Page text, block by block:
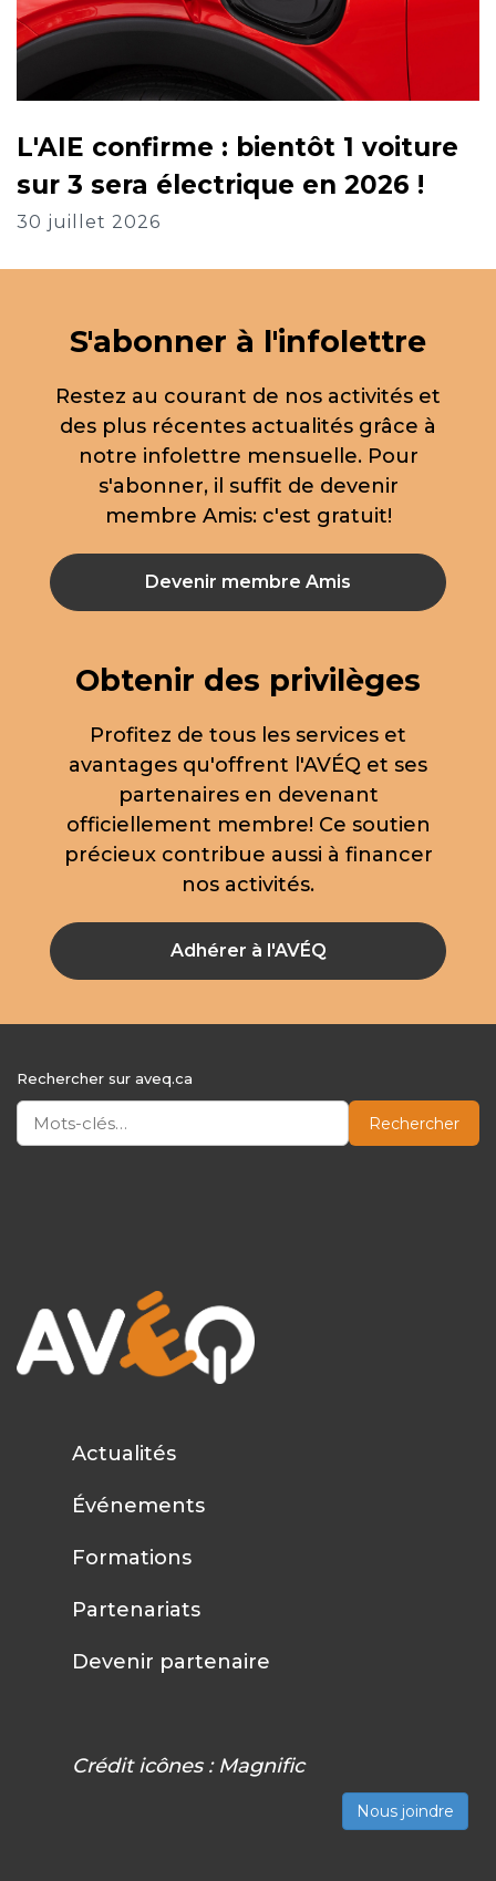
L'AIE confirme : bientôt 1 voiture
sur 3 sera électrique en 2026 !
30 juillet 2026
S'abonner à l'infolettre
Restez au courant de nos activités et
des plus récentes actualités grâce à
notre infolettre mensuelle. Pour
s'abonner, il suffit de devenir
membre Amis: c'est gratuit!
Devenir membre Amis
Obtenir des privilèges
Profitez de tous les services et
avantages qu'offrent l'AVÉQ et ses
partenaires en devenant
officiellement membre! Ce soutien
précieux contribue aussi à financer
nos activités.
Adhérer à l'AVÉQ
Rechercher sur aveq.ca
Rechercher
Actualités
Événements
Formations
Partenariats
Devenir partenaire
Crédit icônes : Magnific
Nous joindre